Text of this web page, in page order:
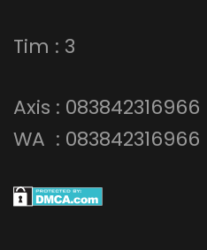
Tim : 3
Axis : 083842316966
WA : 083842316966